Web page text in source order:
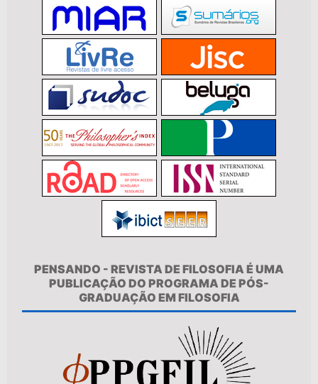
PENSANDO - REVISTA DE FILOSOFIA É UMA
PUBLICAÇÃO DO PROGRAMA DE PÓS-
GRADUAÇÃO EM FILOSOFIA